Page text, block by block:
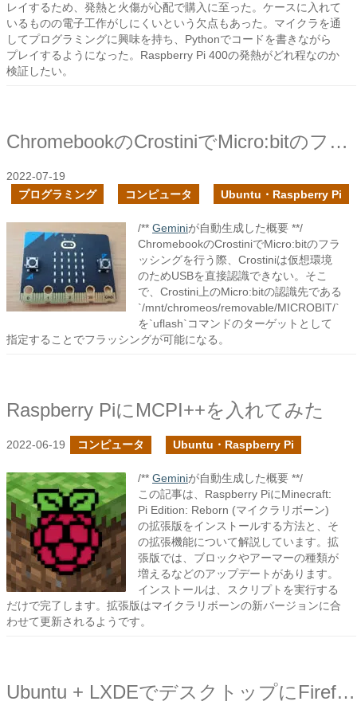
レイするため、発熱と火傷が心配で購入に至った。ケースに入れて
いるものの電子工作がしにくいという欠点もあった。マイクラを通
してプログラミングに興味を持ち、Pythonでコードを書きながら
プレイするようになった。Raspberry Pi 400の発熱がどれ程なのか
検証したい。
ChromebookのCrostiniでMicro:bitのフラッシングをしてみた
2022-07-19
プログラミング
コンピュータ Ubuntu・Raspberry Pi
/** Geminiが自動生成した概要 **/
ChromebookのCrostiniでMicro:bitのフラ
ッシングを行う際、Crostiniは仮想環境
のためUSBを直接認識できない。そこ
で、Crostini上のMicro:bitの認識先である
`/mnt/chromeos/removable/MICROBIT/`
を`uflash`コマンドのターゲットとして
指定することでフラッシングが可能になる。
Raspberry PiにMCPI++を入れてみた
2022-06-19 コンピュータ Ubuntu・Raspberry Pi
/** Geminiが自動生成した概要 **/
この記事は、Raspberry PiにMinecraft:
Pi Edition: Reborn (マイクラリボーン)
の拡張版をインストールする方法と、そ
の拡張機能について解説しています。拡
張版では、ブロックやアーマーの種類が
増えるなどのアップデートがあります。
インストールは、スクリプトを実行する
だけで完了します。拡張版はマイクラリボーンの新バージョンに合
わせて更新されるようです。
Ubuntu + LXDEでデスクトップにFirefoxアイコンを設置する